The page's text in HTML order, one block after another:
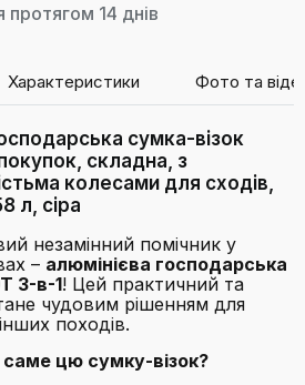
14 днів
Характеристики Фото та
сумка-візок
складна, з
колесами для сходів,
л, сіра
незамінний помічник у
– алюмінієва господарська
3-в-1! Цей практичний та
чудовим рішенням для
походів.
цю сумку-візок?